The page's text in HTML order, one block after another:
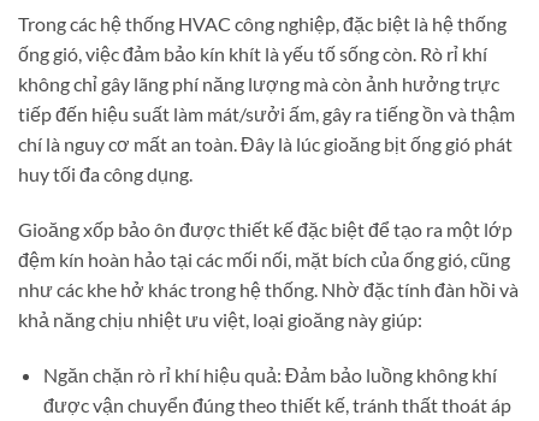
Trong các hệ thống HVAC công nghiệp, đặc biệt là hệ thống
ống gió, việc đảm bảo kín khít là yếu tố sống còn. Rò rỉ khí
không chỉ gây lãng phí năng lượng mà còn ảnh hưởng trực
tiếp đến hiệu suất làm mát/sưởi ấm, gây ra tiếng ồn và thậm
chí là nguy cơ mất an toàn. Đây là lúc gioăng bịt ống gió phát
huy tối đa công dụng.
Gioăng xốp bảo ôn được thiết kế đặc biệt để tạo ra một lớp
đệm kín hoàn hảo tại các mối nối, mặt bích của ống gió, cũng
như các khe hở khác trong hệ thống. Nhờ đặc tính đàn hồi và
khả năng chịu nhiệt ưu việt, loại gioăng này giúp:
Ngăn chặn rò rỉ khí hiệu quả: Đảm bảo luồng không khí
được vận chuyển đúng theo thiết kế, tránh thất thoát áp